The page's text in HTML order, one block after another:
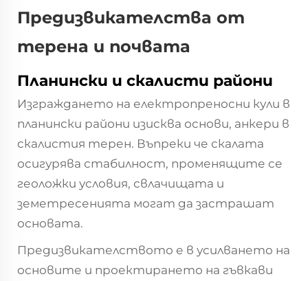
Предизвикателства от
терена и почвата
Планински и скалисти райони
Изграждането на електропреносни кули в
планински райони изисква основи, анкери в
скалистия терен. Въпреки че скалата
осигурява стабилност, променящите се
геоложки условия, свлачищата и
земетресенията могат да застрашат
основата.
Предизвикателството е в усилването на
основите и проектирането на гъвкави